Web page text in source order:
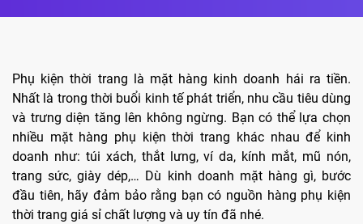
Phụ kiện thời trang là mặt hàng kinh doanh hái ra tiền.
Nhất là trong thời buổi kinh tế phát triển, nhu cầu tiêu dùng
và trưng diện tăng lên không ngừng. Bạn có thể lựa chọn
nhiều mặt hàng phụ kiện thời trang khác nhau để kinh
doanh như: túi xách, thắt lưng, ví da, kính mắt, mũ nón,
trang sức, giày dép,… Dù kinh doanh mặt hàng gì, bước
đầu tiên, hãy đảm bảo rằng bạn có nguồn hàng phụ kiện
thời trang giá sỉ chất lượng và uy tín đã nhé.